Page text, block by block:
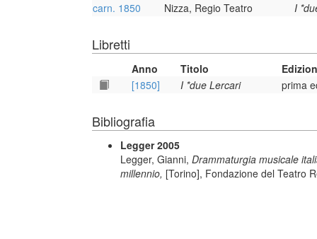
carn. 1850
Nizza, Regio Teatro I
Libretti
Anno Titolo
[1850]
I *due Lercari prima
Bibliografia
Legger 2005
Legger, Gianni, Drammaturgia musicale
millennio, [Torino], Fondazione del Teatro